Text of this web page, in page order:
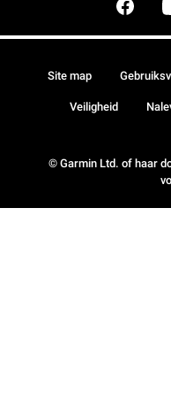
© Garmin Ltd. of haar
Site map
Veiligheid